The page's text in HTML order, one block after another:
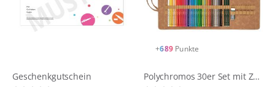
Geschenkgutschein
+689 Punkte
Polychromos 30er Set mit Zubehör